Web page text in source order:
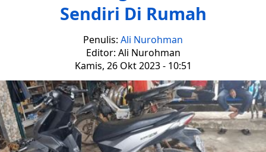
Sendiri Di Rumah
Penulis: Ali Nurohman
Editor: Ali Nurohman
Kamis, 26 Okt 2023 - 10:51